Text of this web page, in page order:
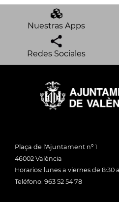
Nuestras Apps
Redes Sociales
Plaça de l'Ajuntament nº 1
46002 València
Horarios: lunes a viernes de 8:30
Teléfono: 963 52 54 78